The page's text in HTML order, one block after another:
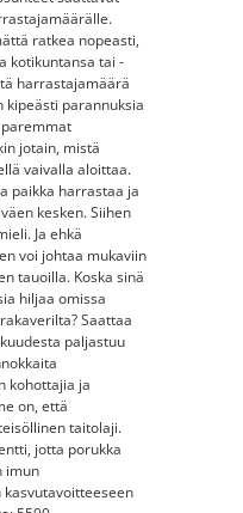
ratkea nopeasti,
kotikuntansa tai -
harrastajamäärä
kipeästi parannuksia
jotain, mistä
vaivalla aloittaa.
paikka harrastaa ja
kesken. Siihen
Ja ehkä
voi johtaa mukaviin
tauoilla. Koska sinä
hiljaa omissa
Saattaa
paljastuu
kohottajia ja
on, että
taitolaji.
jotta porukka
imun